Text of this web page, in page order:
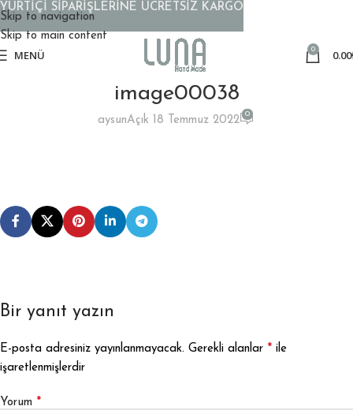
Skip to navigation
Skip to main content
MENÜ 0 0.00
image00038
aysunAçık 18 Temmuz 2022
0
Bir yanıt yazın
E-posta adresiniz yayınlanmayacak. Gerekli alanlar * ile
işaretlenmişlerdir
Yorum *
YURTİÇİ SİPARİŞLERİNE ÜCRETSİZ KARGO